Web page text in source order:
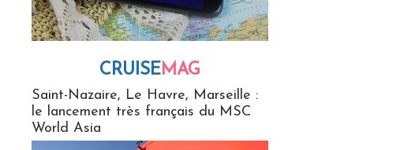
CRUISEMAG
Saint-Nazaire, Le Havre, Marseille :
le lancement très français du MSC
World Asia